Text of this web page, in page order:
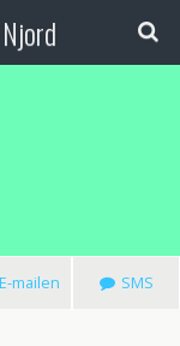
E-mailen SMS